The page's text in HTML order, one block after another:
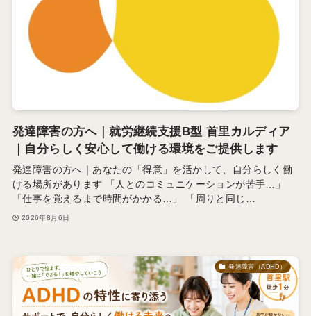
発達障害の方へ｜就労継続支援B型 首里カルディア
｜自分らしく安心して働ける環境をご提供します
発達障害の方へ｜あなたの「得意」を活かして、自分らしく働
ける場所があります 「人とのコミュニケーションが苦手…」
「仕事を覚えるまで時間がかかる…」 「周りと同じ…
2026年8月6日
発達障害（ADHD）